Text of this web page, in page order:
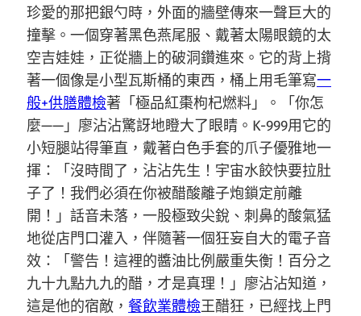
珍愛的那把銀勺時，外面的牆壁傳來一聲巨大的
撞擊。一個穿著黑色燕尾服、戴著太陽眼鏡的太
空吉娃娃，正從牆上的破洞鑽進來。它的背上揹
著一個像是小型瓦斯桶的東西，桶上用毛筆寫一
般+供膳體檢著「極品紅棗枸杞燃料」。「你怎
麼——」廖沾沾驚訝地瞪大了眼睛。K-999用它的
小短腿站得筆直，戴著白色手套的爪子優雅地一
揮：「沒時間了，沾沾先生！宇宙水餃快要拉肚
子了！我們必須在你被醋酸離子炮鎖定前離
開！」話音未落，一股極致尖銳、刺鼻的酸氣猛
地從店門口灌入，伴隨著一個狂妄自大的電子音
效：「警告！這裡的醬油比例嚴重失衡！百分之
九十九點九九的醋，才是真理！」廖沾沾知道，
這是他的宿敵， 餐飲業體檢王醋狂，已經找上門